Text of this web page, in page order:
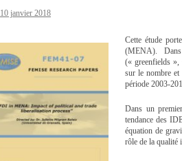
10 janvier 2018
Cette étude
(MENA).
(« greenfields
sur le nombre et
période 2003-
Dans un
tendance des
équation de
rôle de la qualité